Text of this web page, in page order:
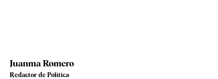
Juanma Romero
Redactor de Política